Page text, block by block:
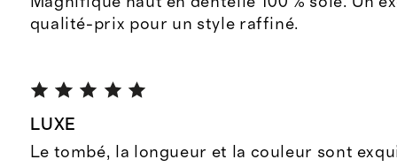
qualité-prix pour un style raffiné.
LUXE
Le tombé, la longueur et la couleur sont